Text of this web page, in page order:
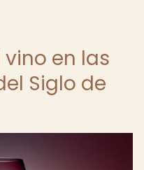
en las
Siglo de